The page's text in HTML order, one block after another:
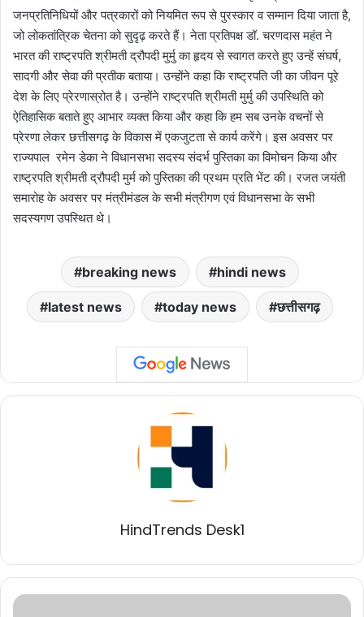
जनप्रतिनिधियों और पत्रकारों को नियमित रूप से पुरस्कार व सम्मान दिया जाता है,
जो लोकतांत्रिक चेतना को सुदृढ़ करते हैं। नेता प्रतिपक्ष डॉ. चरणदास महंत ने
भारत की राष्ट्रपति श्रीमती द्रौपदी मुर्मु का हृदय से स्वागत करते हुए उन्हें संघर्ष,
सादगी और सेवा की प्रतीक बताया। उन्होंने कहा कि राष्ट्रपति जी का जीवन पूरे
देश के लिए प्रेरणास्रोत है। उन्होंने राष्ट्रपति श्रीमती मुर्मु की उपस्थिति को
ऐतिहासिक बताते हुए आभार व्यक्त किया और कहा कि हम सब उनके वचनों से
प्रेरणा लेकर छत्तीसगढ़ के विकास में एकजुटता से कार्य करेंगे। इस अवसर पर
राज्यपाल रमेन डेका ने विधानसभा सदस्य संदर्भ पुस्तिका का विमोचन किया और
राष्ट्रपति श्रीमती द्रौपदी मुर्म को पुस्तिका की प्रथम प्रति भेंट की। रजत जयंती
समारोह के अवसर पर मंत्रीमंडल के सभी मंत्रीगण एवं विधानसभा के सभी
सदस्यगण उपस्थित थे।
breaking news hindi news
latest news today news छत्तीसगढ़
HindTrends Desk1
मुख्यमंत्री